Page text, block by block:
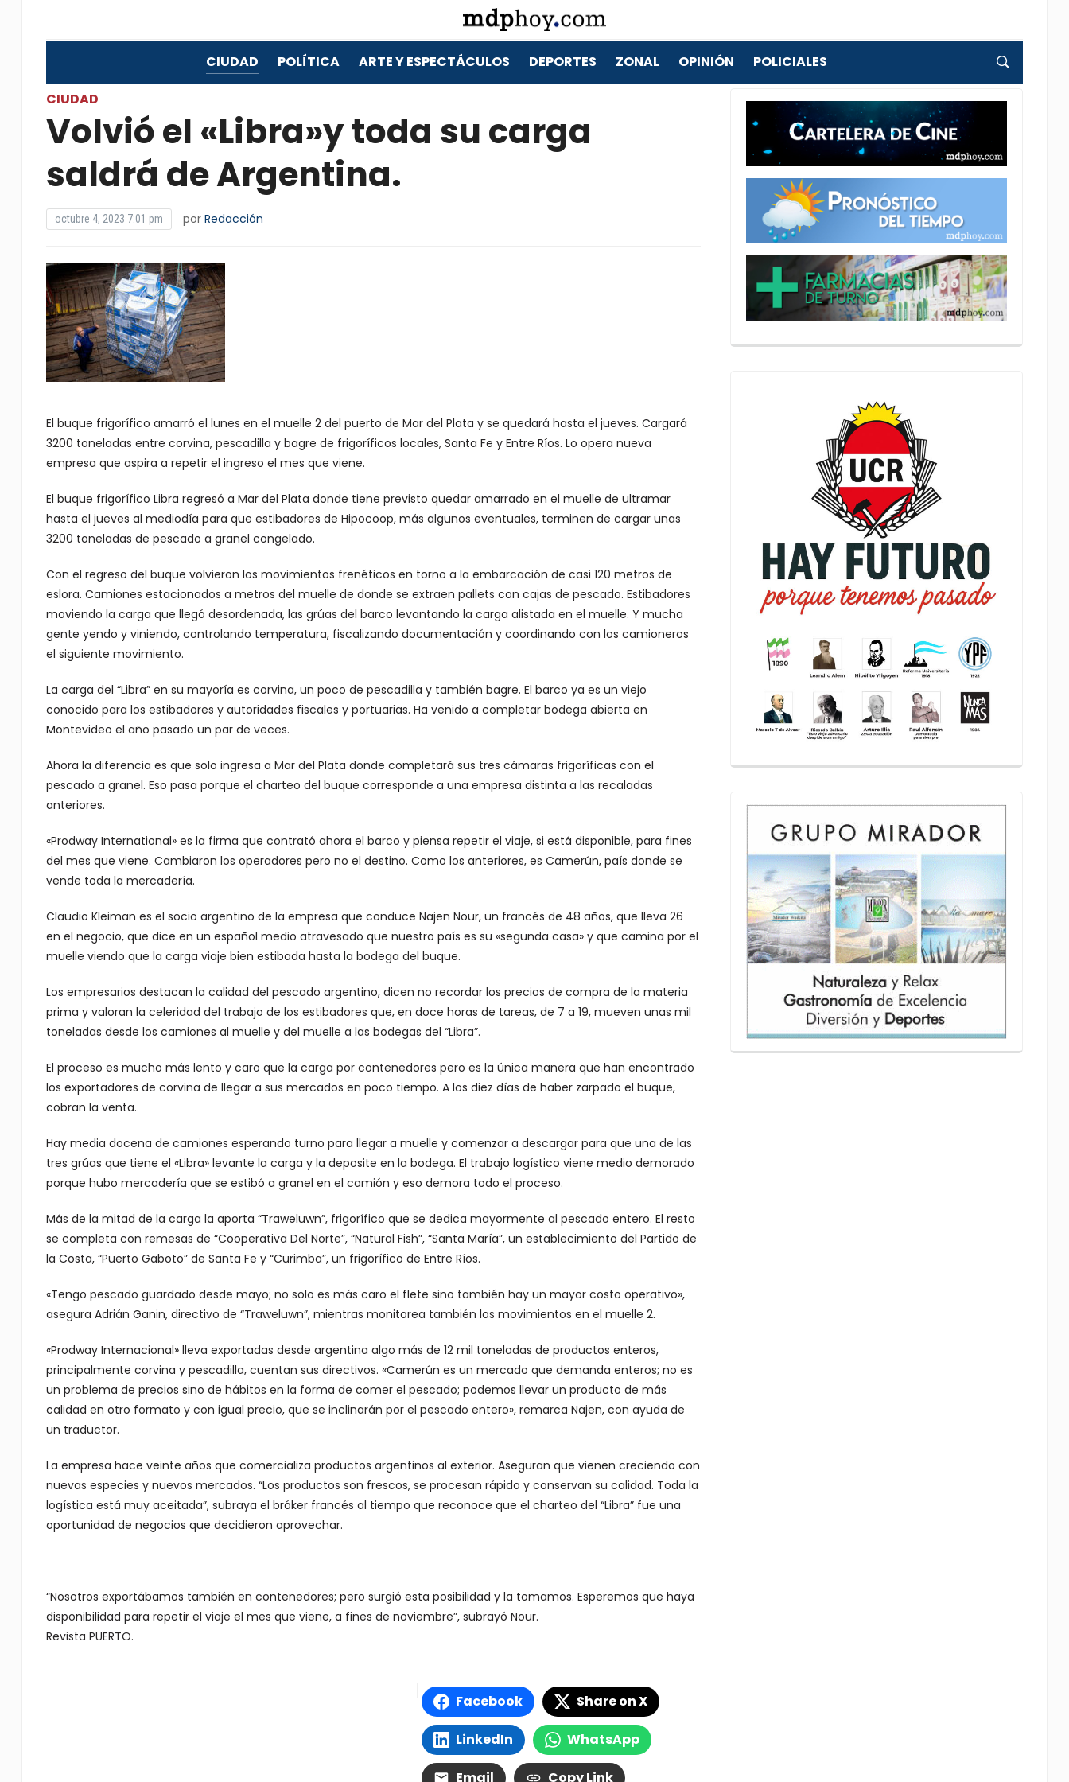
CIUDAD POLÍTICA ARTE Y ESPECTÁCULOS DEPORTES ZONAL OPINIÓN POLICIALES
CIUDAD
Volvió el «Libra»y toda su carga
saldrá de Argentina.
octubre 4, 2023 7:01 pm por Redacción
El buque frigorífico amarró el lunes en el muelle 2 del puerto de Mar del Plata y se quedará hasta el jueves. Cargará
3200 toneladas entre corvina, pescadilla y bagre de frigoríficos locales, Santa Fe y Entre Ríos. Lo opera nueva
empresa que aspira a repetir el ingreso el mes que viene.
El buque frigorífico Libra regresó a Mar del Plata donde tiene previsto quedar amarrado en el muelle de ultramar
hasta el jueves al mediodía para que estibadores de Hipocoop, más algunos eventuales, terminen de cargar unas
3200 toneladas de pescado a granel congelado.
Con el regreso del buque volvieron los movimientos frenéticos en torno a la embarcación de casi 120 metros de
eslora. Camiones estacionados a metros del muelle de donde se extraen pallets con cajas de pescado. Estibadores
moviendo la carga que llegó desordenada, las grúas del barco levantando la carga alistada en el muelle. Y mucha
gente yendo y viniendo, controlando temperatura, fiscalizando documentación y coordinando con los camioneros
el siguiente movimiento.
La carga del “Libra” en su mayoría es corvina, un poco de pescadilla y también bagre. El barco ya es un viejo
conocido para los estibadores y autoridades fiscales y portuarias. Ha venido a completar bodega abierta en
Montevideo el año pasado un par de veces.
Ahora la diferencia es que solo ingresa a Mar del Plata donde completará sus tres cámaras frigoríficas con el
pescado a granel. Eso pasa porque el charteo del buque corresponde a una empresa distinta a las recaladas
anteriores.
«Prodway International» es la firma que contrató ahora el barco y piensa repetir el viaje, si está disponible, para fines
del mes que viene. Cambiaron los operadores pero no el destino. Como los anteriores, es Camerún, país donde se
vende toda la mercadería.
Claudio Kleiman es el socio argentino de la empresa que conduce Najen Nour, un francés de 48 años, que lleva 26
en el negocio, que dice en un español medio atravesado que nuestro país es su «segunda casa» y que camina por el
muelle viendo que la carga viaje bien estibada hasta la bodega del buque.
Los empresarios destacan la calidad del pescado argentino, dicen no recordar los precios de compra de la materia
prima y valoran la celeridad del trabajo de los estibadores que, en doce horas de tareas, de 7 a 19, mueven unas mil
toneladas desde los camiones al muelle y del muelle a las bodegas del “Libra”.
El proceso es mucho más lento y caro que la carga por contenedores pero es la única manera que han encontrado
los exportadores de corvina de llegar a sus mercados en poco tiempo. A los diez días de haber zarpado el buque,
cobran la venta.
Hay media docena de camiones esperando turno para llegar a muelle y comenzar a descargar para que una de las
tres grúas que tiene el «Libra» levante la carga y la deposite en la bodega. El trabajo logístico viene medio demorado
porque hubo mercadería que se estibó a granel en el camión y eso demora todo el proceso.
Más de la mitad de la carga la aporta “Traweluwn”, frigorífico que se dedica mayormente al pescado entero. El resto
se completa con remesas de “Cooperativa Del Norte”, “Natural Fish”, “Santa María”, un establecimiento del Partido de
la Costa, “Puerto Gaboto” de Santa Fe y “Curimba”, un frigorífico de Entre Ríos.
«Tengo pescado guardado desde mayo; no solo es más caro el flete sino también hay un mayor costo operativo»,
asegura Adrián Ganin, directivo de “Traweluwn”, mientras monitorea también los movimientos en el muelle 2.
«Prodway Internacional» lleva exportadas desde argentina algo más de 12 mil toneladas de productos enteros,
principalmente corvina y pescadilla, cuentan sus directivos. «Camerún es un mercado que demanda enteros; no es
un problema de precios sino de hábitos en la forma de comer el pescado; podemos llevar un producto de más
calidad en otro formato y con igual precio, que se inclinarán por el pescado entero», remarca Najen, con ayuda de
un traductor.
La empresa hace veinte años que comercializa productos argentinos al exterior. Aseguran que vienen creciendo con
nuevas especies y nuevos mercados. “Los productos son frescos, se procesan rápido y conservan su calidad. Toda la
logística está muy aceitada”, subraya el bróker francés al tiempo que reconoce que el charteo del “Libra” fue una
oportunidad de negocios que decidieron aprovechar.
“Nosotros exportábamos también en contenedores; pero surgió esta posibilidad y la tomamos. Esperemos que haya
disponibilidad para repetir el viaje el mes que viene, a fines de noviembre”, subrayó Nour.
Revista PUERTO.
Facebook Share on X
LinkedIn WhatsApp
Email Copy Link